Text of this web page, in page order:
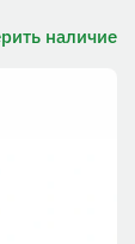
наличие